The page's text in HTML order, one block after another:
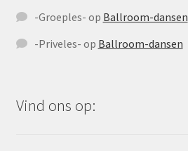
-Groeples- op Ballroom-dansen
-Priveles- op Ballroom-dansen
Vind ons op: